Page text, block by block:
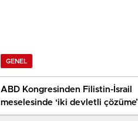
GENEL
ABD Kongresinden Filistin-İsrail
meselesinde ‘iki devletli çözüme’
destek tasarısı